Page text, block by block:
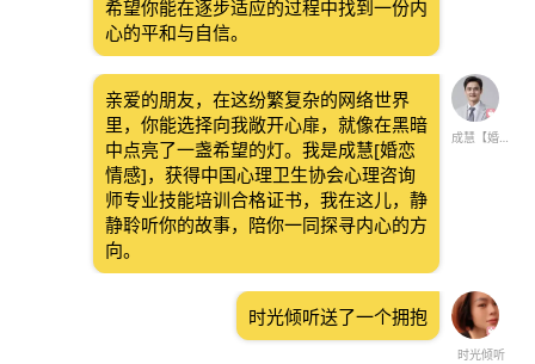
希望你能在逐步适应的过程中找到一份内
心的平和与自信。
成慧【婚恋情感】
亲爱的朋友，在这纷繁复杂的网络世界
里，你能选择向我敞开心扉，就像在黑暗
中点亮了一盏希望的灯。我是成慧[婚恋
情感]，获得中国心理卫生协会心理咨询
师专业技能培训合格证书，我在这儿，静
静聆听你的故事，陪你一同探寻内心的方
向。
时光倾听
时光倾听送了一个拥抱